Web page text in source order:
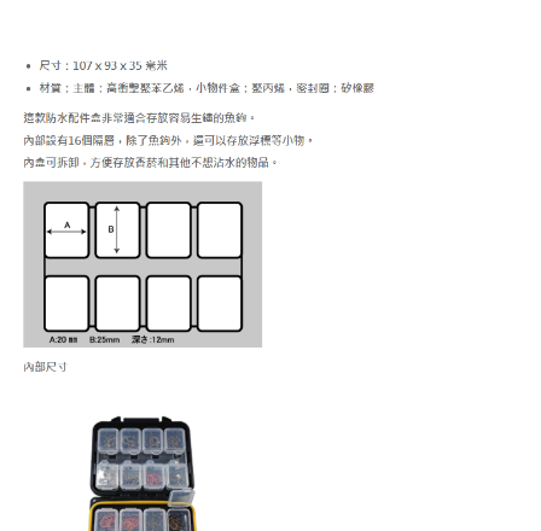
運送方式
全家取貨付款
每筆NT$60
付款後全家取貨
每筆NT$60，滿NT$1,900(含以上)免運費
7-11取貨付款
付款後7-11取貨
每筆NT$130